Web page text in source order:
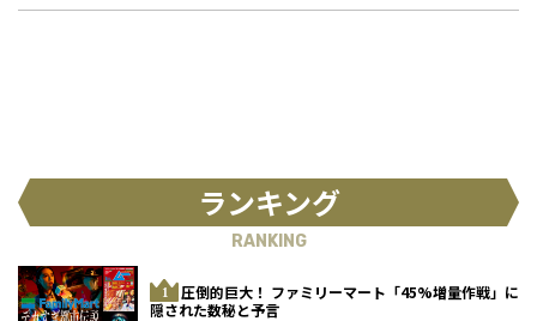
ランキング
RANKING
圧倒的巨大！ ファミリーマート「45%増量作戦」に
隠された数秘と予言